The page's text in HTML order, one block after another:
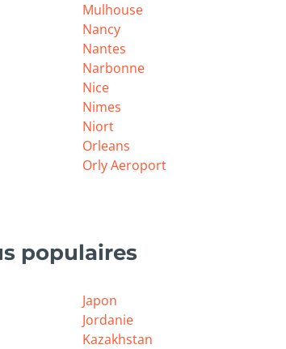
Mulhouse
Nancy
Nantes
Narbonne
Nice
Nimes
Niort
Orleans
Orly Aeroport
populaires
Japon
Jordanie
Kazakhstan